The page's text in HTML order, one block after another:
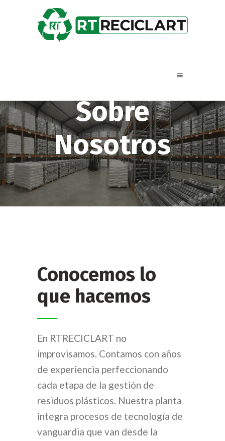
Sobre
Nosotros
Conocemos lo
que hacemos
En RTRECICLART no
improvisamos. Contamos con años
de experiencia perfeccionando
cada etapa de la gestión de
residuos plásticos. Nuestra planta
integra procesos de tecnología de
vanguardia que van desde la